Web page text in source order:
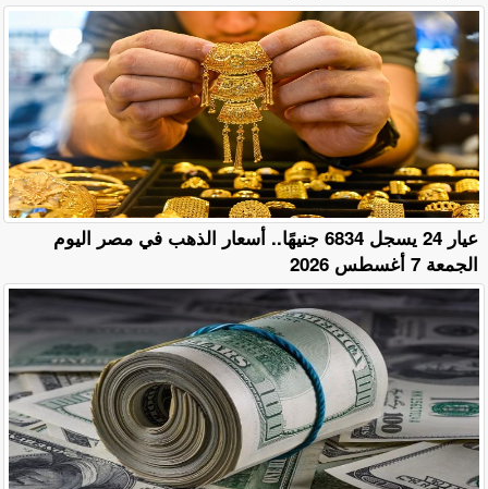
عيار 24 يسجل 6834 جنيهًا.. أسعار الذهب في مصر اليوم
الجمعة 7 أغسطس 2026